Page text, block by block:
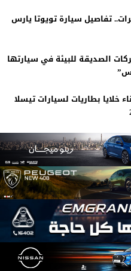
تفاصيل سيارة تويوتا يارس
الصديقة للبيئة في سيارتها
خلايا بطاريات لسيارات تيسلا